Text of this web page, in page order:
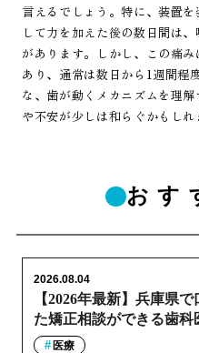
言えるでしょう。特に、装置
して力を加えた後の数日間は
があります。しかし、この痛
あり、通常は数日から1週間程
な、歯が動くメカニズムを理
や不安が少しは和らぐかもしれ
おす
【2026年最新】兵庫県
た矯正相談ができる歯科
2026.08.04
医療